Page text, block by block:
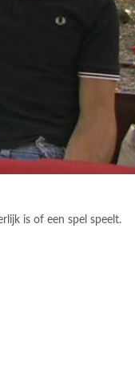
is of een spel speelt.